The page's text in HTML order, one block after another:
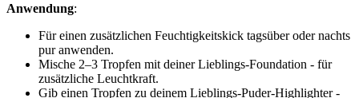
Anwendung:
Für einen zusätzlichen Feuchtigkeitskick tagsüber oder nachts
pur anwenden.
Mische 2–3 Tropfen mit deiner Lieblings-Foundation - für
zusätzliche Leuchtkraft.
Gib einen Tropfen zu deinem Lieblings-Puder-Highlighter -